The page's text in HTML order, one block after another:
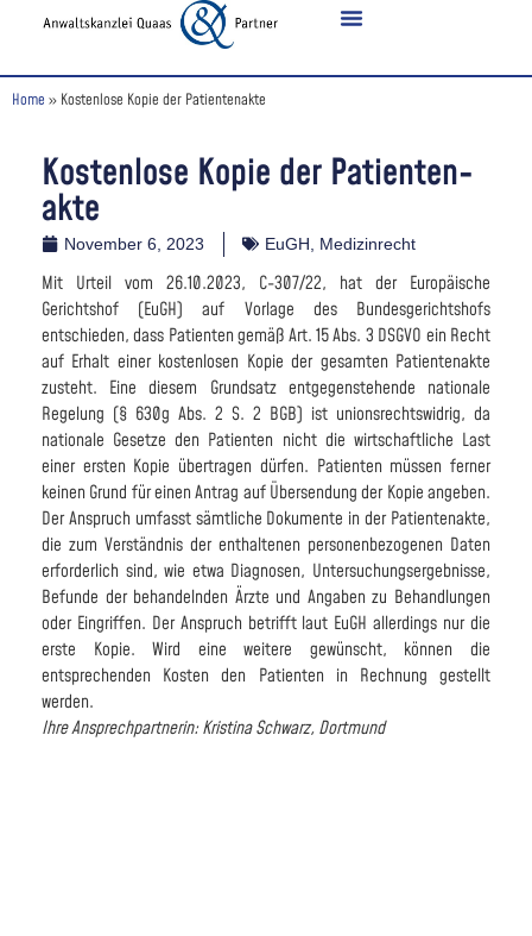
Home » Kostenlose Kopie der Pa­ti­en­ten­ak­te
Kostenlose Kopie der Pa­ti­en­ten­
ak­te
November 6, 2023 EuGH Medizinrecht
Mit Urteil vom 26.10.2023, C-307/22, hat der Europäische
Gerichtshof (EuGH) auf Vorlage des Bundesgerichtshofs
entschieden, dass Patienten gemäß Art. 15 Abs. 3 DSGVO ein Recht
auf Erhalt einer kostenlosen Kopie der gesamten Patientenakte
zusteht. Eine diesem Grundsatz entgegenstehende nationale
Regelung (§ 630g Abs. 2 S. 2 BGB) ist unionsrechtswidrig, da
nationale Gesetze den Patienten nicht die wirtschaftliche Last
einer ersten Kopie übertragen dürfen. Patienten müssen ferner
keinen Grund für einen Antrag auf Übersendung der Kopie angeben.
Der Anspruch umfasst sämtliche Dokumente in der Patientenakte,
die zum Verständnis der enthaltenen personenbezogenen Daten
erforderlich sind, wie etwa Diagnosen, Untersuchungsergebnisse,
Befunde der behandelnden Ärzte und Angaben zu Behandlungen
oder Eingriffen. Der Anspruch betrifft laut EuGH allerdings nur die
erste Kopie. Wird eine weitere gewünscht, können die
entsprechenden Kosten den Patienten in Rech­nung gestellt
werden.
Ihre Ansprechpartnerin: Kristina Schwarz, Dortmund